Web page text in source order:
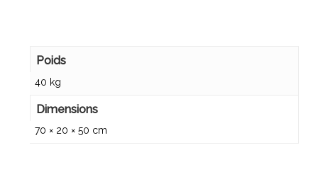
Poids
40 kg
Dimensions
70 × 20 × 50 cm